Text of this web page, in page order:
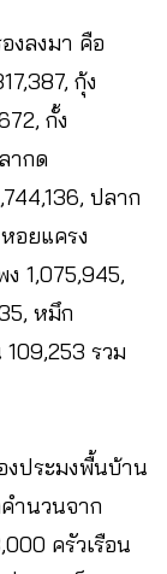
งลงมา คือ
กุ้ง
กั้ง
ากด
ปลาก
อยแครง
1,075,945,
หมึก
รวม
งประมงพื้นบ้าน
ำนวนจาก
ครัวเรือน